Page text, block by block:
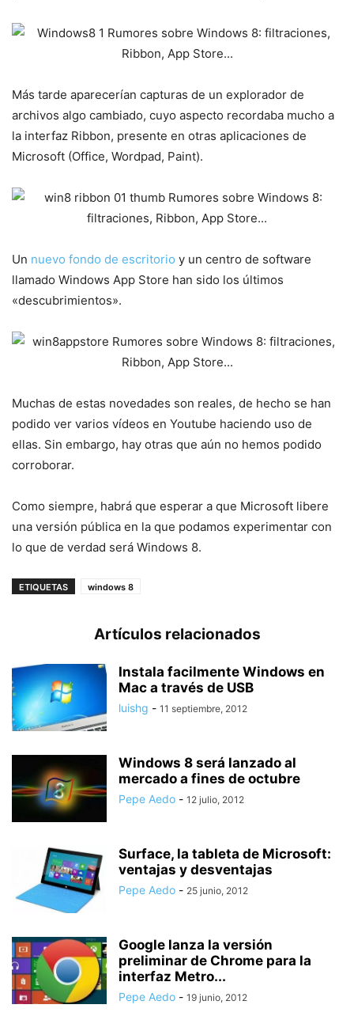
Más tarde aparecerían capturas de un explorador de
archivos algo cambiado, cuyo aspecto recordaba mucho a
la interfaz Ribbon, presente en otras aplicaciones de
Microsoft (Office, Wordpad, Paint).
Un nuevo fondo de escritorio y un centro de software
llamado Windows App Store han sido los últimos
«descubrimientos».
Muchas de estas novedades son reales, de hecho se han
podido ver varios vídeos en Youtube haciendo uso de
ellas. Sin embargo, hay otras que aún no hemos podido
corroborar.
Como siempre, habrá que esperar a que Microsoft libere
una versión pública en la que podamos experimentar con
lo que de verdad será Windows 8.
ETIQUETAS windows 8
Artículos relacionados
Instala facilmente Windows en
Mac a través de USB
luishg - 11 septiembre, 2012
Windows 8 será lanzado al
mercado a fines de octubre
Pepe Aedo - 12 julio, 2012
Surface, la tableta de Microsoft:
ventajas y desventajas
Pepe Aedo - 25 junio, 2012
Google lanza la versión
preliminar de Chrome para la
interfaz Metro...
Pepe Aedo - 19 junio, 2012